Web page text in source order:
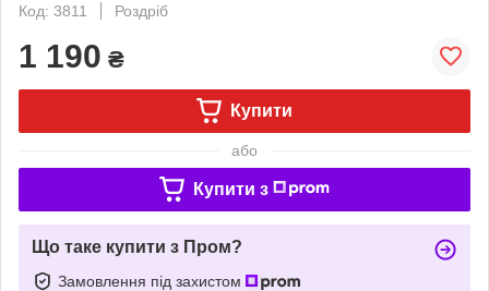
Код: 3811
Роздріб
1 190 ₴
Купити
або
Купити з
Що таке купити з Пром?
Замовлення під захистом